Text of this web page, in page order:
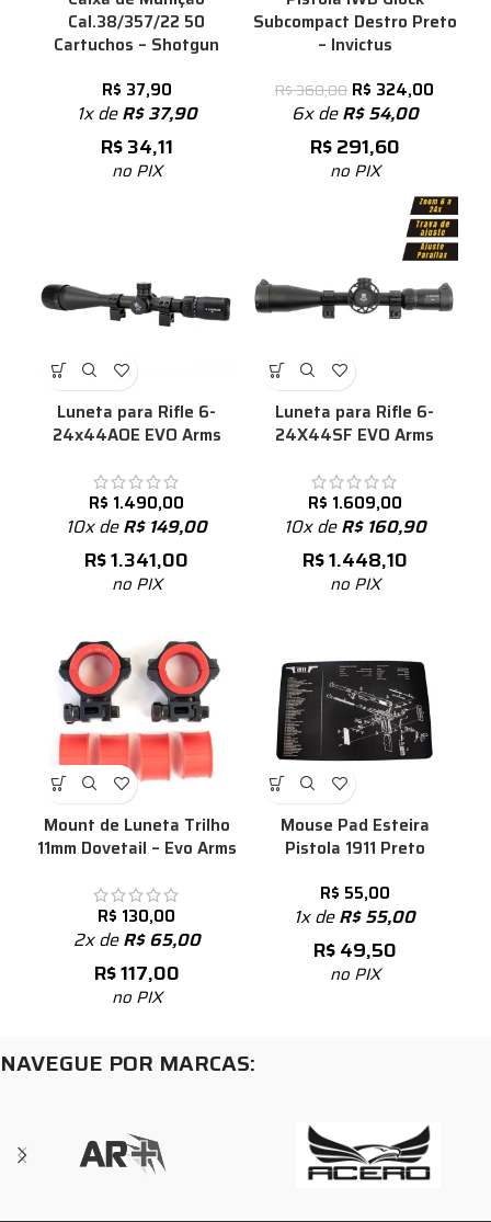
Cal.38/357/22 50
Cartuchos – Shotgun
R$ 37,90
1x deR$37,90
R$34,11
no PIX
Subcompact Destro Preto
– Invictus
R$360,00 R$ 324,00
6x deR$54,00
R$291,60
no PIX
Luneta para Rifle 6-
24x44AOE EVO Arms
R$ 1.490,00
10x deR$149,00
R$1.341,00
no PIX
Luneta para Rifle 6-
24X44SF EVO Arms
R$ 1.609,00
10x deR$160,90
R$1.448,10
no PIX
Mount de Luneta Trilho
11mm Dovetail – Evo Arms
R$ 130,00
2x deR$65,00
R$117,00
no PIX
Mouse Pad Esteira
Pistola 1911 Preto
R$ 55,00
1x deR$55,00
R$49,50
no PIX
NAVEGUE POR MARCAS: